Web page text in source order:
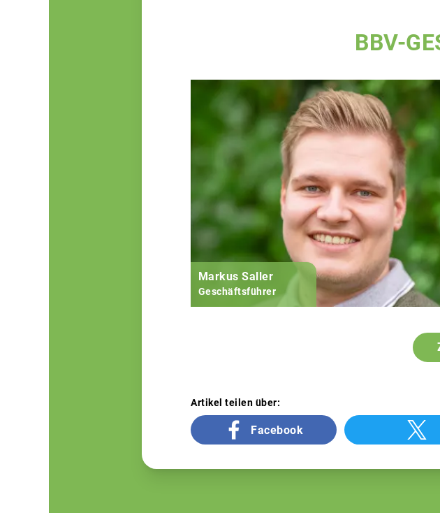
BBV-
Markus Saller
Geschäftsführer
Artikel teilen über:
Facebook